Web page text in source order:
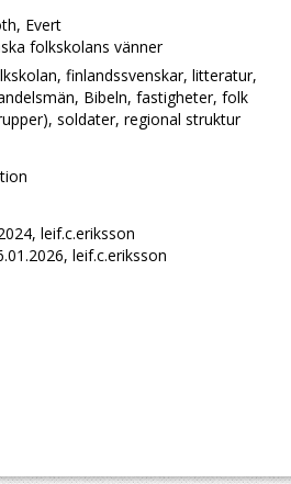
Evert
folkskolans vänner
finlandssvenskar, litteratur,
Bibeln, fastigheter, folk
soldater, regional struktur
leif.c.eriksson
leif.c.eriksson